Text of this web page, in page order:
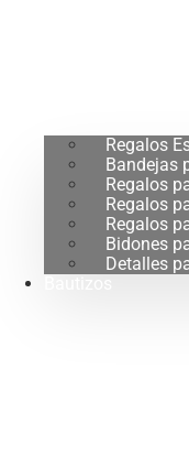
Regalos
Bandejas
Regalos
Regalos
Regalos
Bidones
Detalles